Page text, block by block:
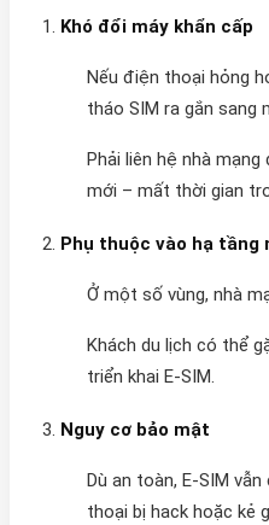
Khó đổi máy khẩn cấp
Nếu điện thoại hỏng
tháo SIM ra gắn sang
Phải liên hệ nhà
mới – mất thời gian
Phụ thuộc vào hạ tầng
Ở một số vùng, nhà
Khách du lịch có thể
triển khai E-SIM.
Nguy cơ bảo mật
Dù an toàn, E-SIM
thoại bị hack hoặc kẻ